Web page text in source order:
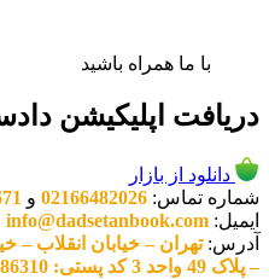
با ما همراه باشید
دریافت اپلیکیشن
دانلود از بازار
شماره تماس: 02166482026 و
ایمیل: info@dadsetanbook.com
آدرس:تهران – خیابان انقلاب –
– پلاک 49 واحد 3 کد پستی: 1315686310